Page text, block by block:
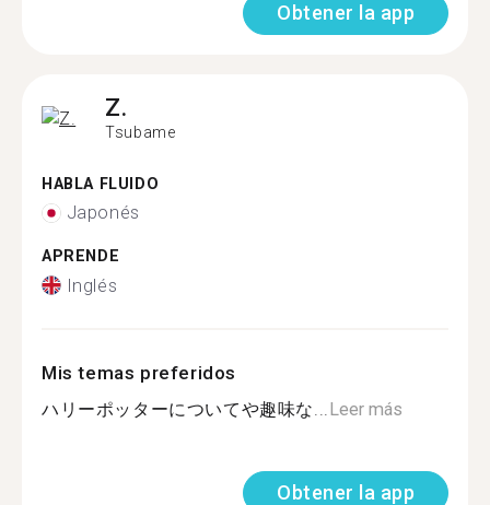
Obtener la app
Z.
Tsubame
HABLA FLUIDO
Japonés
APRENDE
Inglés
Mis temas preferidos
ハリーポッターについてや趣味な... Leer más
Obtener la app